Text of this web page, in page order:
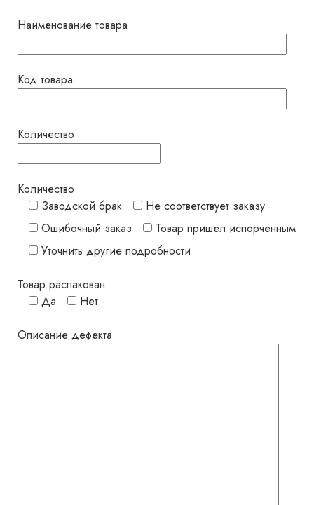
Наименование товара
Код товара
Количество
Количество
Заводской брак
Не соответствует заказу
Ошибочный заказ
Товар пришел испорченным
Уточнить другие подробности
Товар распакован
Да
Нет
Описание дефекта